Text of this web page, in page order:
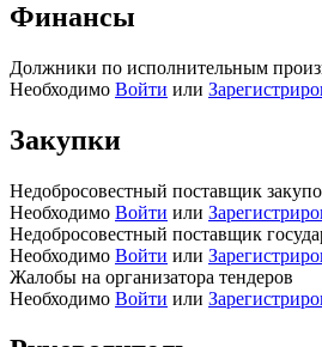
Финансы
Должники по исполнительным
Необходимо Войти или
Закупки
Недобросовестный поставщик
Необходимо Войти или
Недобросовестный поставщик
Необходимо Войти или
Жалобы на организатора тендеров
Необходимо Войти или